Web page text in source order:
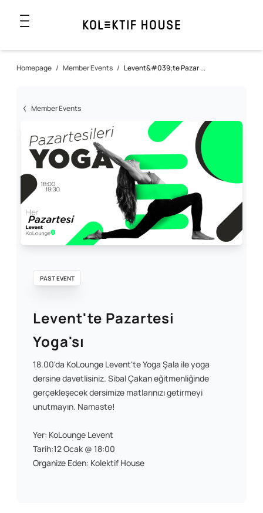
Homepage / Member Events / Levent&#039;te Pazar ...
Member Events
PAST EVENT
Levent'te Pazartesi
Yoga'sı
18.00'da KoLounge Levent'te Yoga Şala ile yoga
dersine davetlisiniz. Sibal Çakan eğitmenliğinde
gerçekleşecek dersimize matlarınızı getirmeyi
unutmayın. Namaste!
Yer: KoLounge Levent
Tarih:12 Ocak @ 18:00
Organize Eden: Kolektif House